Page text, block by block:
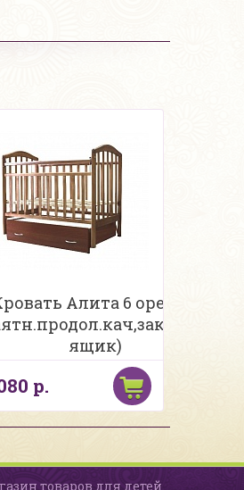
Алита 6 орех (а/
ящик)
р.
товаров для детей